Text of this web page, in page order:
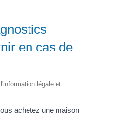
en cas de
légale et
achetez une maison